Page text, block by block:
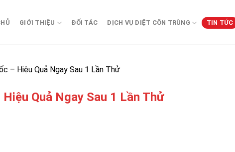
GIỚI THIỆU ĐỐI TÁC DỊCH VỤ DIỆT CÔN TRÙNG TIN TỨC
– Hiệu Quả Ngay Sau 1 Lần Thử
Quả Ngay Sau 1 Lần Thử